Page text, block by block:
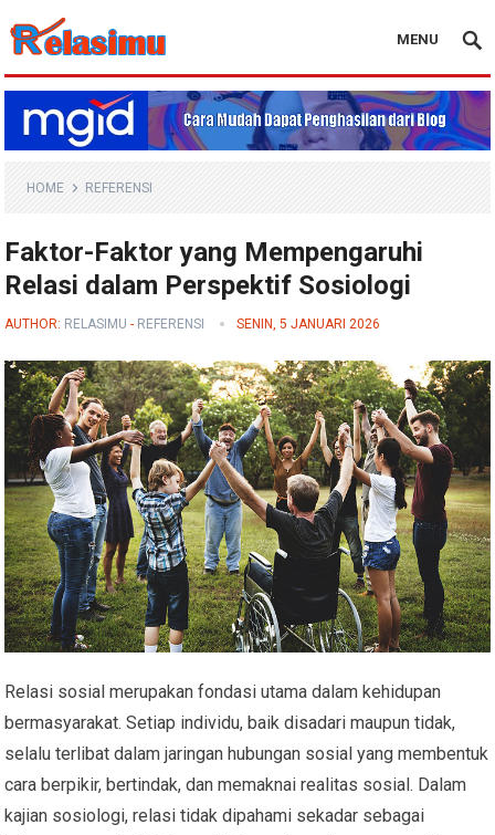
Blog Relasimu
MENU
HOME REFERENSI
Faktor-Faktor yang Mempengaruhi
Relasi dalam Perspektif Sosiologi
AUTHOR: RELASIMU - REFERENSI SENIN, 5 JANUARI 2026
Relasi sosial merupakan fondasi utama dalam kehidupan
bermasyarakat. Setiap individu, baik disadari maupun tidak,
selalu terlibat dalam jaringan hubungan sosial yang membentuk
cara berpikir, bertindak, dan memaknai realitas sosial. Dalam
kajian sosiologi, relasi tidak dipahami sekadar sebagai